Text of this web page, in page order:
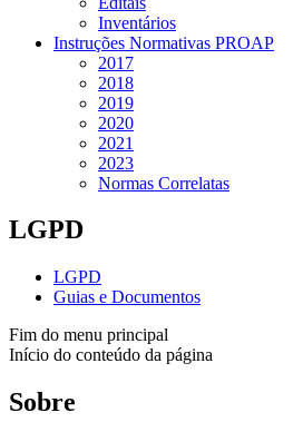
Inventários
Instruções Normativas PROAP
2017
2018
2019
2020
2021
2023
Normas Correlatas
LGPD
LGPD
Guias e Documentos
Fim do menu principal
Início do conteúdo da página
Sobre